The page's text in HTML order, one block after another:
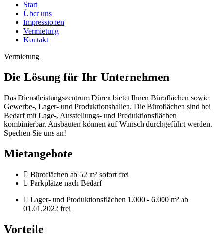
Start
Über uns
Impressionen
Vermietung
Kontakt
Vermietung
Die Lösung für Ihr Unternehmen
Das Dienstleistungszentrum Düren bietet Ihnen Büroflächen sowie
Gewerbe-, Lager- und Produktionshallen. Die Büroflächen sind bei
Bedarf mit Lage-, Ausstellungs- und Produktionsflächen
kombinierbar. Ausbauten können auf Wunsch durchgeführt werden.
Spechen Sie uns an!
Mietangebote
Büroflächen ab 52 m² sofort frei
Parkplätze nach Bedarf
Lager- und Produktionsflächen 1.000 - 6.000 m² ab
01.01.2022 frei
Vorteile